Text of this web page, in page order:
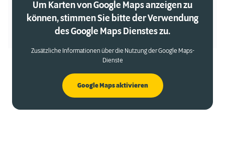
Um Karten von Google Maps anzeigen zu
können, stimmen Sie bitte der Verwendung
des Google Maps Dienstes zu.
Zusätzliche Informationen über die Nutzung der Google Maps-
Dienste
Google Maps aktivieren